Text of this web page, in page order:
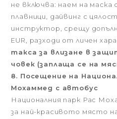
не включва: наем на маска
плавници, дайвинг с
инструктор, срещу
EUR, разходи от личен
такса за влизане в
човек (заплаща се на
8. Посещение на
Мохаммед с автобус
Националния парк Рас
за най-красивото място